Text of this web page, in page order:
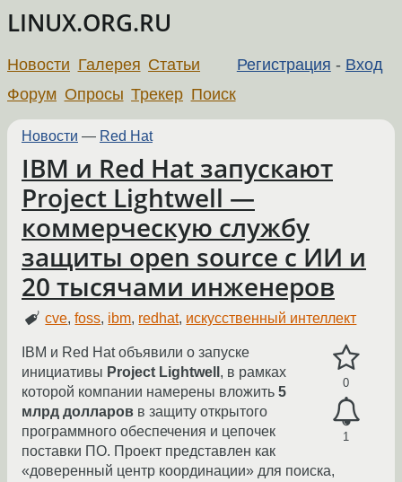
LINUX.ORG.RU
Регистрация - Вход
Новости Галерея Статьи
Форум Опросы Трекер Поиск
Новости — Red Hat
IBM и Red Hat запускают
Project Lightwell —
коммерческую службу
защиты open source с ИИ и
20 тысячами инженеров
cve,foss, ibm, redhat, искусственный интеллект
0
1
IBM и Red Hat объявили о запуске
инициативы Project Lightwell , в рамках
которой компании намерены вложить 5
млрд долларов в защиту открытого
программного обеспечения и цепочек
поставки ПО. Проект представлен как
«доверенный центр координации» для поиска,